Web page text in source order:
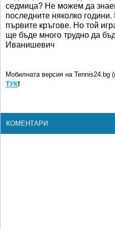
седмица? Не можем да
последните няколко
първите кръгове. Но той
ще бъде много трудно да
Иванишевич
Мобилната версия на Tennis24.bg (
ТУК!
КОМЕНТАРИ